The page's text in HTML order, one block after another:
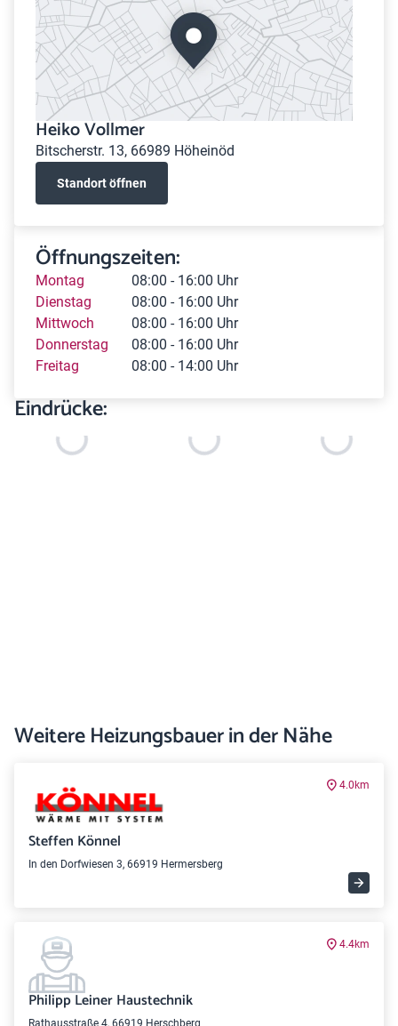
Heiko Vollmer
Bitscherstr. 13, 66989 Höheinöd
Standort öffnen
Öffnungszeiten:
Montag
08:00 - 16:00 Uhr
Dienstag
08:00 - 16:00 Uhr
Mittwoch
08:00 - 16:00 Uhr
Donnerstag
08:00 - 16:00 Uhr
Freitag
08:00 - 14:00 Uhr
Eindrücke:
Weitere Heizungsbauer in der Nähe
4.0km
Steffen Könnel
In den Dorfwiesen 3, 66919 Hermersberg
4.4km
Philipp Leiner Haustechnik
Rathausstraße 4, 66919 Herschberg